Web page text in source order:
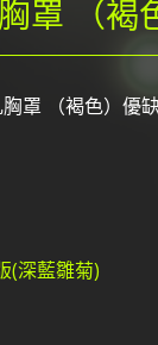
罩 （褐
罩 （褐色）優
(深藍雛菊)